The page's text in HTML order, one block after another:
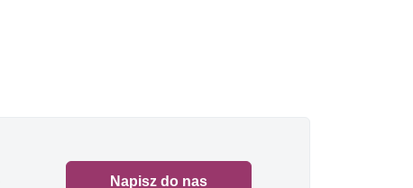
Napisz do nas